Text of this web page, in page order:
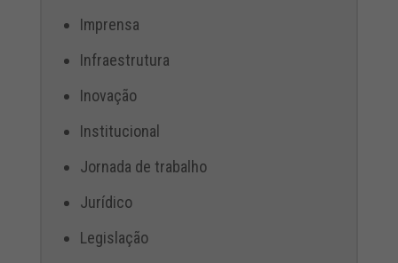
Imprensa
Infraestrutura
Inovação
Institucional
Jornada de trabalho
Jurídico
Legislação